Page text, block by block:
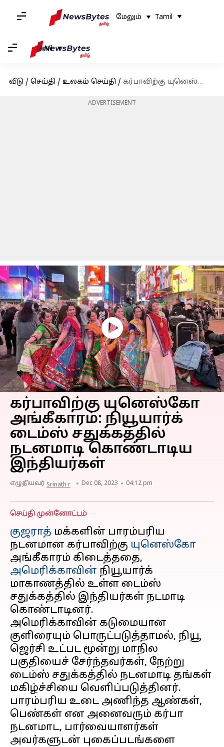
மேலும் Tamil
Tamil
வீடு / செய்தி / உலகம் செய்தி / கர்பாவிற்கு யுனெஸ்கோ அங்கீகாரம்: நியூயார்க் டைம்ஸ் சதுக்கத்தில் நடனமாடி கொண்டாடிய இந்தியர்கள்
ADVERTISEMENT
கர்பாவிற்கு யுனெஸ்கோ
அங்கீகாரம்: நியூயார்க்
டைம்ஸ் சதுக்கத்தில்
நடனமாடி கொண்டாடிய
இந்தியர்கள்
எழுதியவர் Srinath r Dec 08, 2023 04:12 pm
செய்தி முன்னோட்டம்
குஜராத் மக்களின் பாரம்பரிய
நடனமான கர்பாவிற்கு யுனெஸ்கோ
அங்கீகாரம் கிடைத்ததை,
அமெரிக்காவின் நியூயார்க்
மாகாணத்தில் உள்ள டைம்ஸ்
சதுக்கத்தில் இந்தியர்கள் நடமாடி
கொண்டாடினர்.
அமெரிக்காவின் கடுமையான
குளிரையும் பொருட்படுத்தாமல், நியூ
ஜெர்சி உட்பட மூன்று மாநில
பகுதியைச் சேர்ந்தவர்கள், நேற்று
டைம்ஸ் சதுக்கத்தில் நடனமாடி தங்கள்
மகிழ்ச்சியை வெளிப்படுத்தினர்.
பாரம்பரிய உடை அணிந்த ஆண்கள்,
பெண்கள் என அனைவரும் கர்பா
நடனமாட, பார்வையாளர்கள்
அவர்களுடன் புகைப்படங்களை